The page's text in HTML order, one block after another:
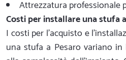
Attrezzatura professionale
Costi per installare una stufa
I costi per l'acquisto e
una stufa a Pesaro variano